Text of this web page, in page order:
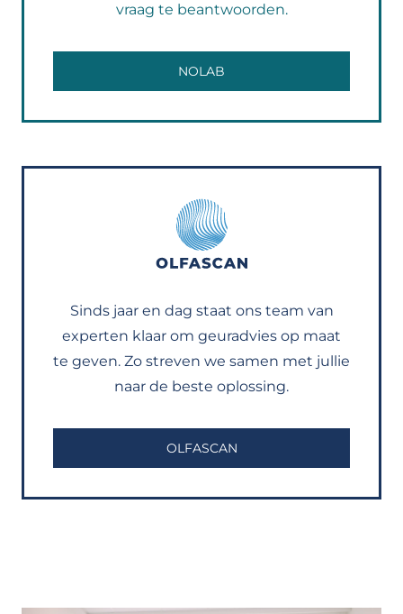
vraag te beantwoorden.
NOLAB
Sinds jaar en dag staat ons team van
experten klaar om geuradvies op maat
te geven. Zo streven we samen met jullie
naar de beste oplossing.
OLFASCAN